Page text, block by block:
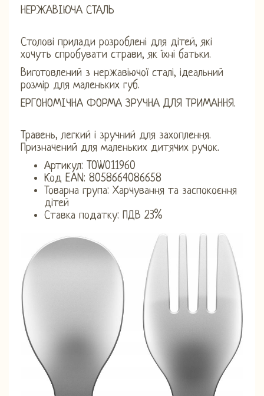
НЕРЖАВІЮЧА СТАЛЬ
Столові прилади розроблені для дітей, які
хочуть спробувати страви, як їхні батьки.
Виготовлений з нержавіючої сталі, ідеальний
розмір для маленьких губ.
ЕРГОНОМІЧНА ФОРМА ЗРУЧНА ДЛЯ ТРИМАННЯ.
Травень, легкий і зручний для захоплення.
Призначений для маленьких дитячих ручок.
Артикул: TOW011960
Код EAN: 8058664086658
Товарна група: Харчування та заспокоєння
дітей
Ставка податку: ПДВ 23%